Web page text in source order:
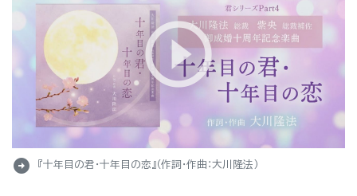
arrow_circle_right 『十年目の君・十年目の恋』（作詞・作曲：大川隆法）